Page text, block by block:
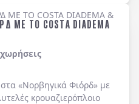
ΜΕ ΤΟ COSTA DIADEMA
«Νορβηγικά Φιόρδ» με
κρουαζιερόπλοιο